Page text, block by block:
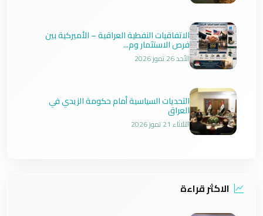
الاتفاقيات النفطية العراقية – الأميركية بين
فرص الاستثمار وم...
الأحد 26 تموز 2026
التحديات السياسية أمام حكومة الزيدي في
العراق
الثلاثاء 21 تموز 2026
الاكثر قراءة